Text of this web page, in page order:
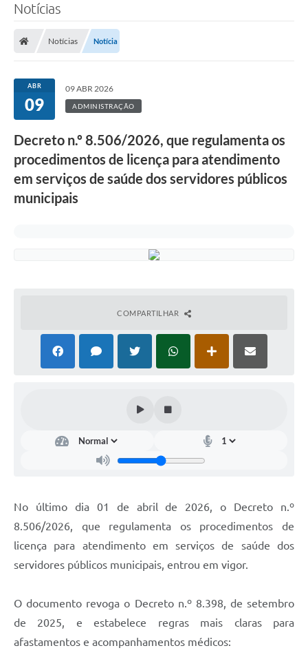
Transparência Pública
Processo Seletivo/Concurso Público
Taxas de Inscrição/Guia de Arrecadação / Tributos
Online
Plano Diretor Participativo de Serro/MG
Planejamento e Orçamento Público: PPA - LOA -
LDO
Licitações
Lei Aldir Blanc
Chamamento Público
Arquivos para Download
SIC
Covid -19 em Serro
Links
Notícias
Notícias Notícia
ABR
09
09 ABR 2026
ADMINISTRAÇÃO
Decreto n.º 8.506/2026, que regulamenta os
procedimentos de licença para atendimento
em serviços de saúde dos servidores públicos
municipais
COMPARTILHAR
No último dia 01 de abril de 2026, o Decreto n.º
8.506/2026, que regulamenta os procedimentos de
licença para atendimento em serviços de saúde dos
servidores públicos municipais, entrou em vigor.
O documento revoga o Decreto n.º 8.398, de setembro
de 2025, e estabelece regras mais claras para
afastamentos e acompanhamentos médicos: